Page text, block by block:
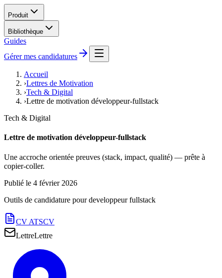
Produit
Bibliothèque
Guides
Gérer mes candidatures
Accueil
›Lettres de Motivation
›Tech & Digital
›Lettre de motivation développeur-fullstack
Tech & Digital
Lettre de motivation développeur-fullstack
Une accroche orientée preuves (stack, impact, qualité) — prête à
copier-coller.
Publié le 4 février 2026
Outils de candidature pourdeveloppeur fullstack
CV ATSCV
LettreLettre